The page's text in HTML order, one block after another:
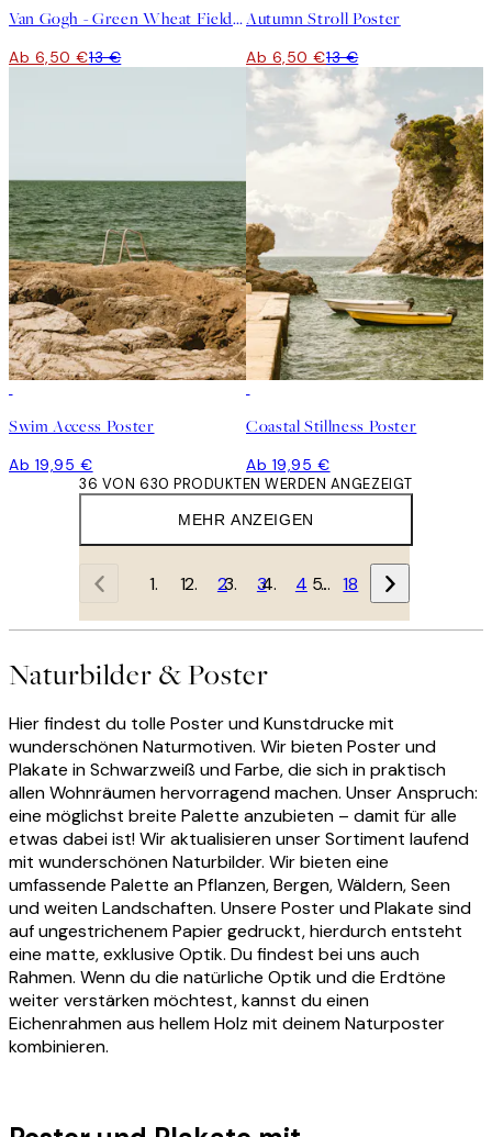
Van Gogh - Green Wheat Fields, Auvers No2 Poster
Ab 6,50 €13 €
Autumn Stroll Poster
Ab 6,50 €13 €
Swim Access Poster
Ab 19,95 €
Coastal Stillness Poster
Ab 19,95 €
MEHR ANZEIGEN
36 VON 630 PRODUKTEN WERDEN ANGEZEIGT
1 2 3 4 … 18
Naturbilder & Poster
Hier findest du tolle Poster und Kunstdrucke mit
wunderschönen Naturmotiven. Wir bieten Poster und
Plakate in Schwarzweiß und Farbe, die sich in praktisch
allen Wohnräumen hervorragend machen. Unser Anspruch:
eine möglichst breite Palette anzubieten – damit für alle
etwas dabei ist! Wir aktualisieren unser Sortiment laufend
mit wunderschönen Naturbilder. Wir bieten eine
umfassende Palette an Pflanzen, Bergen, Wäldern, Seen
und weiten Landschaften. Unsere Poster und Plakate sind
auf ungestrichenem Papier gedruckt, hierdurch entsteht
eine matte, exklusive Optik. Du findest bei uns auch
Rahmen. Wenn du die natürliche Optik und die Erdtöne
weiter verstärken möchtest, kannst du einen
Eichenrahmen aus hellem Holz mit deinem Naturposter
kombinieren.